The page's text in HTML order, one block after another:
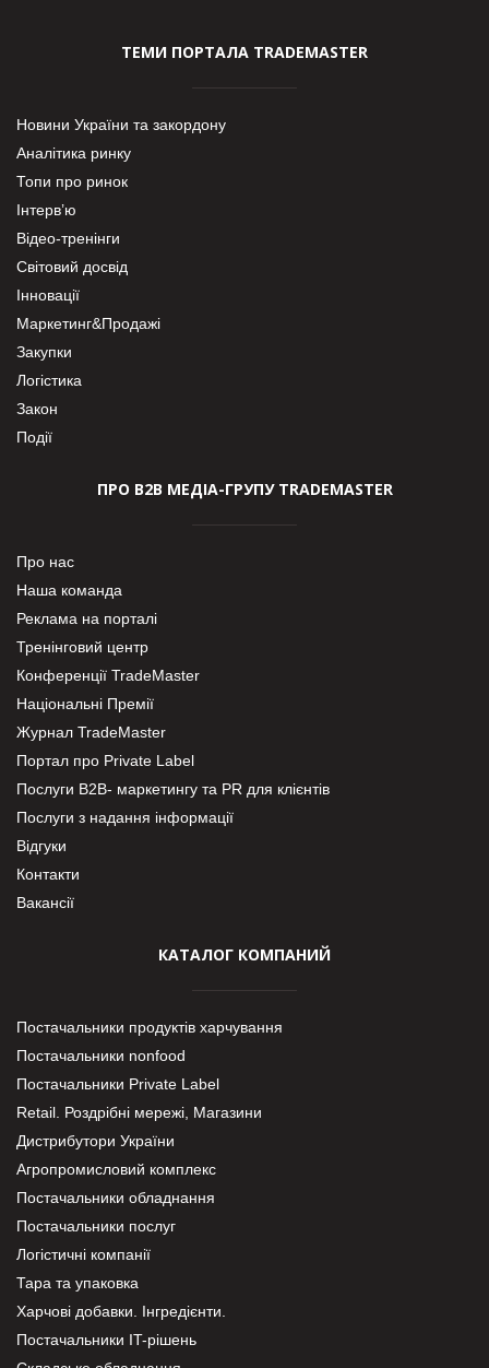
ТЕМИ ПОРТАЛА TRADEMASTER
Новини України та закордону
Аналітика ринку
Топи про ринок
Інтерв’ю
Відео-тренінги
Світовий досвід
Інновації
Маркетинг&Продажі
Закупки
Логістика
Закон
Події
ПРО В2В МЕДІА-ГРУПУ TRADEMASTER
Про нас
Наша команда
Реклама на порталі
Тренінговий центр
Конференції TradeMaster
Національні Премії
Журнал TradeMaster
Портал про Private Label
Послуги В2В- маркетингу та PR для клієнтів
Послуги з надання інформації
Відгуки
Контакти
Вакансії
КАТАЛОГ КОМПАНИЙ
Постачальники продуктів харчування
Постачальники nonfood
Постачальники Private Label
Retail. Роздрібні мережі, Магазини
Дистрибутори України
Агропромисловий комплекс
Постачальники обладнання
Постачальники послуг
Логістичні компанії
Тара та упаковка
Харчові добавки. Інгредієнти.
Постачальники IT-рішень